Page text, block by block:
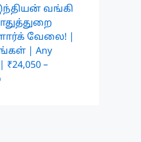
வங்கி
வேலை! |
| Any
–